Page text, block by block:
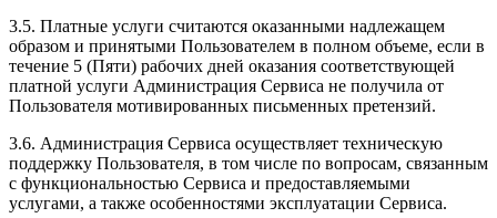
3.5. Платные услуги считаются оказанными надлежащем
образом и принятыми Пользователем в полном объеме, если в
течение 5 (Пяти) рабочих дней оказания соответствующей
платной услуги Администрация Сервиса не получила от
Пользователя мотивированных письменных претензий.
3.6. Администрация Сервиса осуществляет техническую
поддержку Пользователя, в том числе по вопросам, связанным
с функциональностью Сервиса и предоставляемыми
услугами, а также особенностями эксплуатации Сервиса.